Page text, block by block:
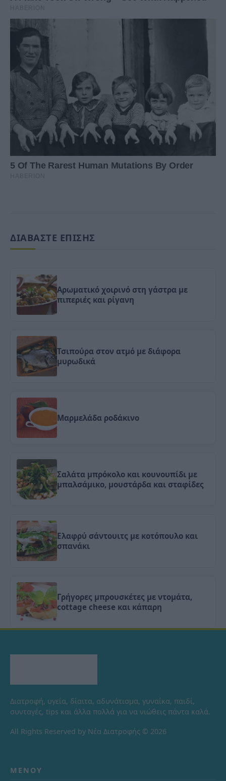
ΔΙΑΒΑΣΤΕ ΕΠΙΣΗΣ
Αρωματικό χοιρινό στη γάστρα με
πιπεριές και ρίγανη
Τσιπούρα στον ατμό με διάφορα
μυρωδικά
Μαρμελάδα ροδάκινο
Σαλάτα μπρόκολο και κουνουπίδι με
μπαλσάμικο, μουστάρδα και σταφίδες
Ελαφρύ σάντουιτς με κοτόπουλο και
σπανάκι
Γρήγορες μπρουσκέτες με ντομάτα,
cottage cheese και κάπαρη
Διατροφή, υγεία, δίαιτα, αδυνάτισμα, γυναίκα, παιδί,
συνταγές, tips και άλλα πολλά για να νιώθεις πάντα καλά.
All Rights Reserved by Νέα Διατροφής © 2026
ΜΕΝΟΎ